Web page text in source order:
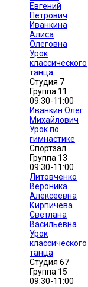
Евгений
Петрович
Иванкина
Алиса
Олеговна
Урок
классического
танца
Студия 7
Группа 11
09:30-11:00
Иванкин Олег
Михайлович
Урок по
гимнастике
Спортзал
Группа 13
09:30-11:00
Литовченко
Вероника
Алексеевна
Кирпичёва
Светлана
Васильевна
Урок
классического
танца
Студия 67
Группа 15
09:30-11:00